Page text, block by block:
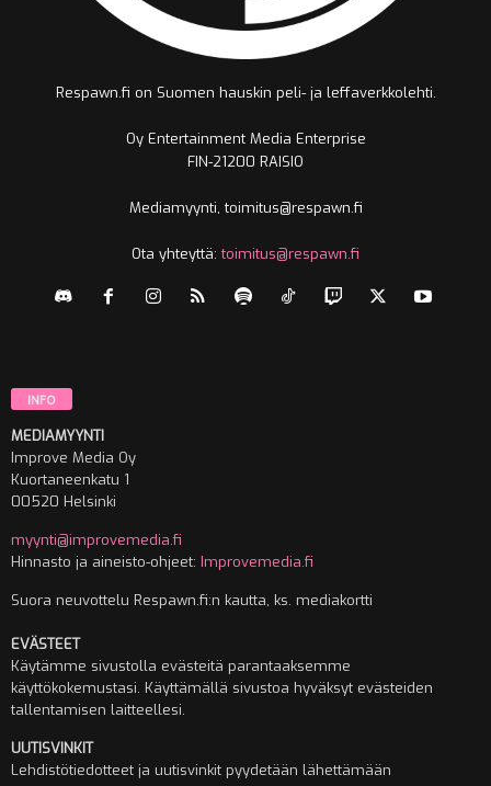
Respawn.fi on Suomen hauskin peli- ja leffaverkkolehti.
Oy Entertainment Media Enterprise
FIN-21200 RAISIO
Mediamyynti, toimitus@respawn.fi
Ota yhteyttä:toimitus@respawn.fi
INFO
MEDIAMYYNTI
Improve Media Oy
Kuortaneenkatu 1
00520 Helsinki
myynti@improvemedia.fi
Hinnasto ja aineisto-ohjeet: Improvemedia.fi
Suora neuvottelu Respawn.fi:n kautta, ks. mediakortti
EVÄSTEET
Käytämme sivustolla evästeitä parantaaksemme
käyttökokemustasi. Käyttämällä sivustoa hyväksyt evästeiden
tallentamisen laitteellesi.
UUTISVINKIT
Lehdistötiedotteet ja uutisvinkit pyydetään lähettämään